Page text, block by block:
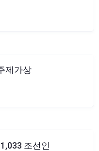
제가상
조선인